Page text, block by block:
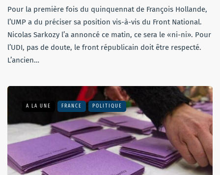
Pour la première fois du quinquennat de François Hollande,
l’UMP a du préciser sa position vis-à-vis du Front National.
Nicolas Sarkozy l’a annoncé ce matin, ce sera le «ni-ni». Pour
l’UDI, pas de doute, le front républicain doit être respecté.
L’ancien…
A LA UNE FRANCE POLITIQUE